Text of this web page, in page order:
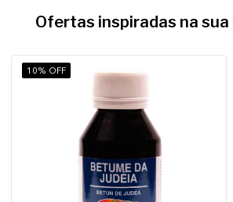
Ofertas inspiradas na
10% OFF